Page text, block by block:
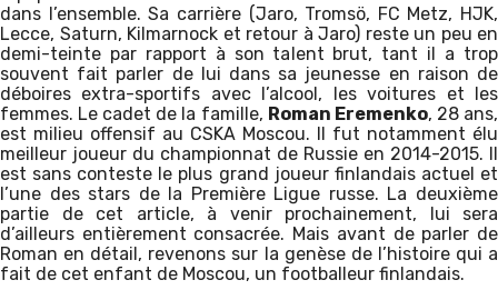
dans l’ensemble. Sa carrière (Jaro, Tromsö, FC Metz, HJK,
Lecce, Saturn, Kilmarnock et retour à Jaro) reste un peu en
demi-teinte par rapport à son talent brut, tant il a trop
souvent fait parler de lui dans sa jeunesse en raison de
déboires extra-sportifs avec l’alcool, les voitures et les
femmes. Le cadet de la famille, Roman Eremenko, 28 ans,
est milieu offensif au CSKA Moscou. Il fut notamment élu
meilleur joueur du championnat de Russie en 2014-2015. Il
est sans conteste le plus grand joueur finlandais actuel et
l’une des stars de la Première Ligue russe. La deuxième
partie de cet article, à venir prochainement, lui sera
d’ailleurs entièrement consacrée. Mais avant de parler de
Roman en détail, revenons sur la genèse de l’histoire qui a
fait de cet enfant de Moscou, un footballeur finlandais.